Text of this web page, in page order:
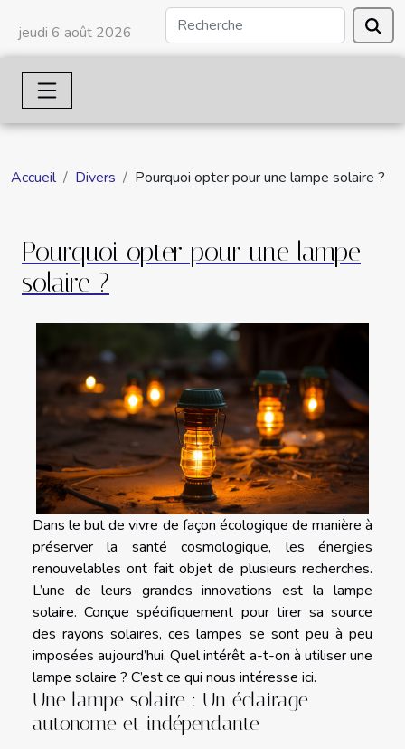
jeudi 6 août 2026
Accueil Divers Pourquoi opter pour une lampe solaire ?
Pourquoi opter pour une lampe
solaire ?
Dans le but de vivre de façon écologique de manière à
préserver la santé cosmologique, les énergies
renouvelables ont fait objet de plusieurs recherches.
L’une de leurs grandes innovations est la lampe
solaire. Conçue spécifiquement pour tirer sa source
des rayons solaires, ces lampes se sont peu à peu
imposées aujourd’hui. Quel intérêt a-t-on à utiliser une
lampe solaire ? C’est ce qui nous intéresse ici.
Une lampe solaire : Un éclairage
autonome et indépendante